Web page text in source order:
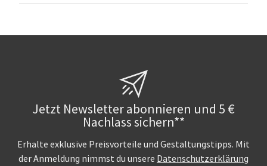
Jetzt Newsletter abonnieren und 5 €
Nachlass sichern**
Erhalte exklusive Preisvorteile und Gestaltungstipps. Mit
der Anmeldung nimmst du unsere Datenschutzerklärung